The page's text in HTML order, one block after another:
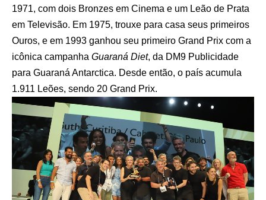
1971, com dois Bronzes em Cinema e um Leão de Prata
em Televisão. Em 1975, trouxe para casa seus primeiros
Ouros, e em 1993 ganhou seu primeiro Grand Prix com a
icônica campanha Guaraná Diet, da DM9 Publicidade
para Guaraná Antarctica. Desde então, o país acumula
1.911 Leões, sendo 20 Grand Prix.